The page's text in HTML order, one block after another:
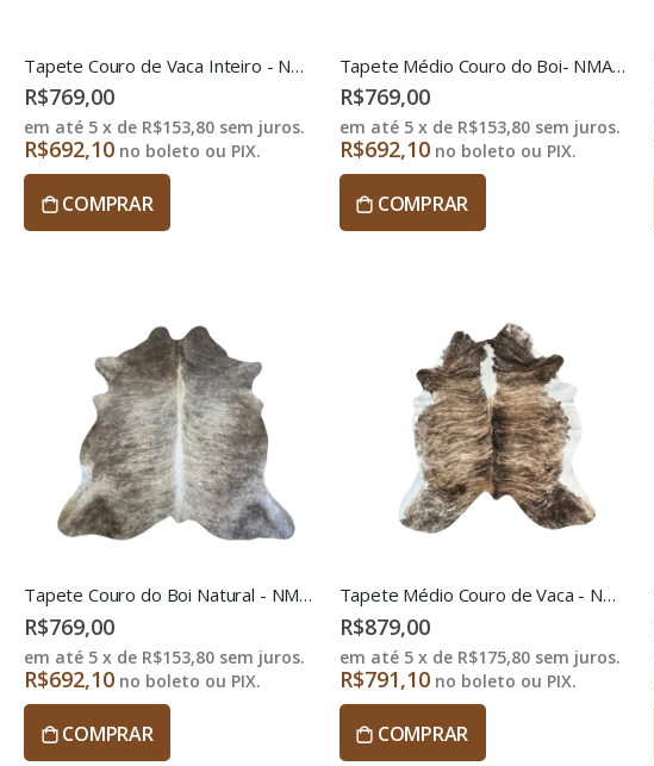
Tapete Couro de Vaca Inteiro - NMAC1
R$769,00
em até 5 x de R$153,80 sem juros.
R$692,10 no boleto ou PIX.
COMPRAR
Tapete Médio Couro do Boi- NMAC2
R$769,00
em até 5 x de R$153,80sem juros.
R$692,10no boleto ou PIX.
COMPRAR
Tapete Couro do Boi Natural - NMAC5
R$769,00
em até 5 x de R$153,80 sem juros.
R$692,10 no boleto ou PIX.
COMPRAR
Tapete Médio Couro de Vaca - NMAM1
R$879,00
em até 5 x de R$175,80sem juros.
R$791,10no boleto ou PIX.
COMPRAR